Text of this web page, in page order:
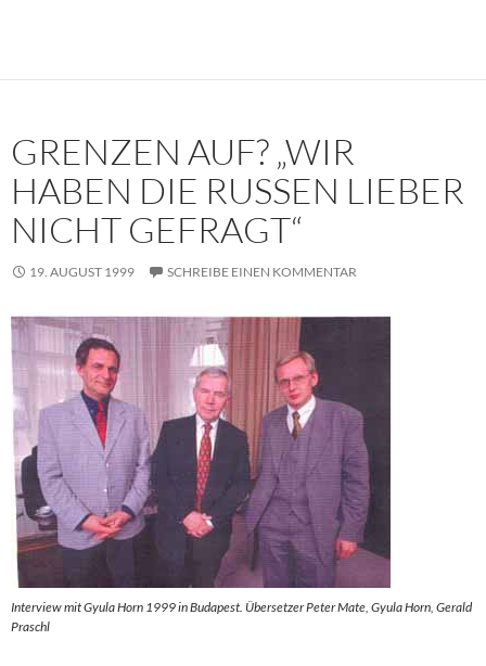
GRENZEN AUF? „WIR
HABEN DIE RUSSEN LIEBER
NICHT GEFRAGT“
19. AUGUST 1999 SCHREIBE EINEN KOMMENTAR
Interview mit Gyula Horn 1999 in Budapest. Übersetzer Peter Mate, Gyula Horn, Gerald
Praschl